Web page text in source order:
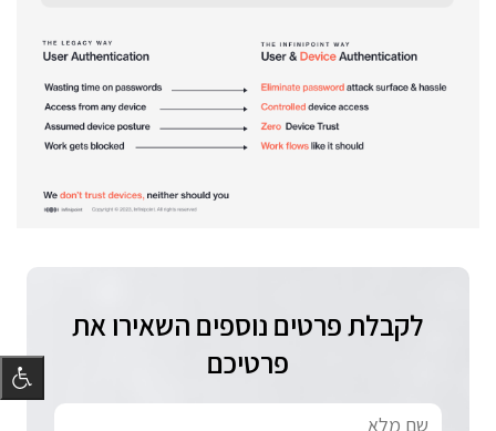
לקבלת פרטים נוספים השאירו את
פרטיכם